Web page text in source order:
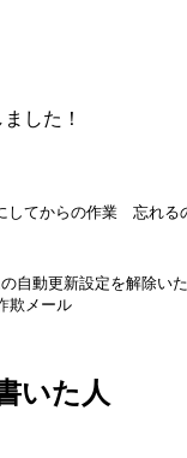
した！
してからの作業 忘れる
自動更新設定を解除い
欺メール
いた人